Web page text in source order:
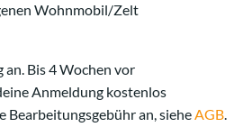
Wohnmobil/Zelt
Bis 4 Wochen vor
Anmeldung kostenlos
Bearbeitungsgebühr an, sieheAGB.